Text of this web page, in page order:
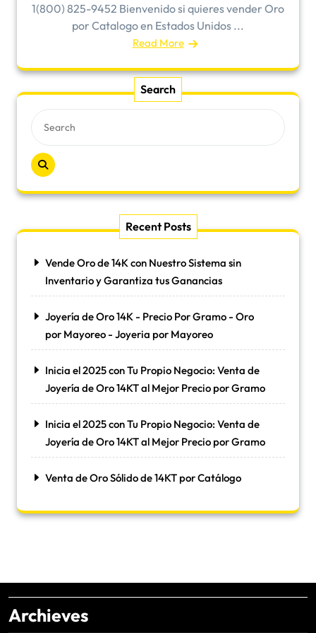
1(800) 825-9452 Bienvenido si quieres vender Oro
por Catalogo en Estados Unidos ...
Read More
Search
Recent Posts
Vende Oro de 14K con Nuestro Sistema sin
Inventario y Garantiza tus Ganancias
Joyería de Oro 14K - Precio Por Gramo - Oro
por Mayoreo - Joyeria por Mayoreo
Inicia el 2025 con Tu Propio Negocio: Venta de
Joyería de Oro 14KT al Mejor Precio por Gramo
Inicia el 2025 con Tu Propio Negocio: Venta de
Joyería de Oro 14KT al Mejor Precio por Gramo
Venta de Oro Sólido de 14KT por Catálogo
Archieves